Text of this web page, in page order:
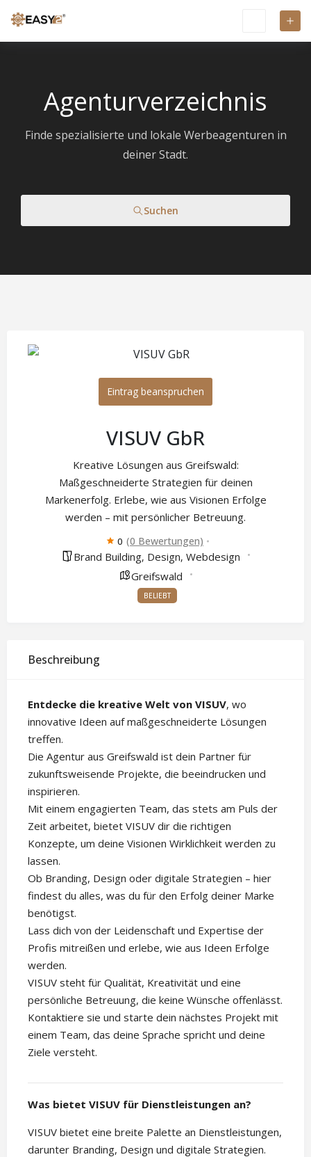
Agenturverzeichnis
Finde spezialisierte und lokale Werbeagenturen in
deiner Stadt.
Suchen
Eintrag beanspruchen
VISUV GbR
Kreative Lösungen aus Greifswald:
Maßgeschneiderte Strategien für deinen
Markenerfolg. Erlebe, wie aus Visionen Erfolge
werden – mit persönlicher Betreuung.
0 (0 Bewertungen)
Brand Building, Design, Webdesign
Greifswald
BELIEBT
Beschreibung
Entdecke die kreative Welt von VISUV, wo
innovative Ideen auf maßgeschneiderte Lösungen
treffen.
Die Agentur aus Greifswald ist dein Partner für
zukunftsweisende Projekte, die beeindrucken und
inspirieren.
Mit einem engagierten Team, das stets am Puls der
Zeit arbeitet, bietet VISUV dir die richtigen
Konzepte, um deine Visionen Wirklichkeit werden zu
lassen.
Ob Branding, Design oder digitale Strategien – hier
findest du alles, was du für den Erfolg deiner Marke
benötigst.
Lass dich von der Leidenschaft und Expertise der
Profis mitreißen und erlebe, wie aus Ideen Erfolge
werden.
VISUV steht für Qualität, Kreativität und eine
persönliche Betreuung, die keine Wünsche offenlässt.
Kontaktiere sie und starte dein nächstes Projekt mit
einem Team, das deine Sprache spricht und deine
Ziele versteht.
Was bietet VISUV für Dienstleistungen an?
VISUV bietet eine breite Palette an Dienstleistungen,
darunter Branding, Design und digitale Strategien.